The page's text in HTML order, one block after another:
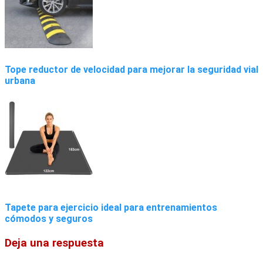
Tope reductor de velocidad para mejorar la seguridad vial
urbana
Tapete para ejercicio ideal para entrenamientos
cómodos y seguros
Deja una respuesta